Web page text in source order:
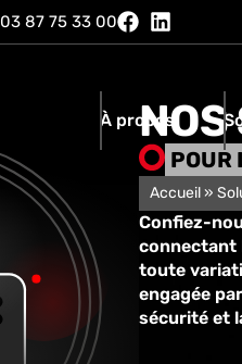
03 87 75 33 00
À proposNOS
POUR
Accueil»
Confiez-
connectant
toute
engagée
sécurité et